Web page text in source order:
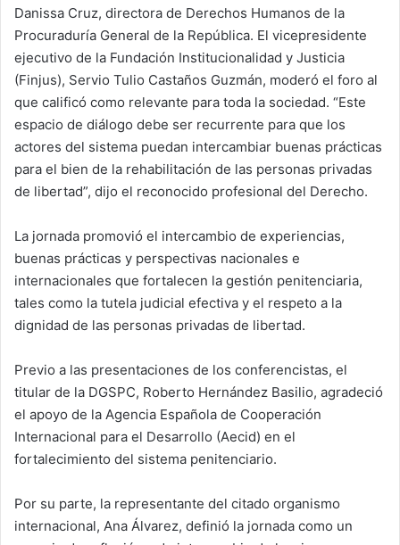
Danissa Cruz, directora de Derechos Humanos de la
Procuraduría General de la República. El vicepresidente
ejecutivo de la Fundación Institucionalidad y Justicia
(Finjus), Servio Tulio Castaños Guzmán, moderó el foro al
que calificó como relevante para toda la sociedad. “Este
espacio de diálogo debe ser recurrente para que los
actores del sistema puedan intercambiar buenas prácticas
para el bien de la rehabilitación de las personas privadas
de libertad”, dijo el reconocido profesional del Derecho.
La jornada promovió el intercambio de experiencias,
buenas prácticas y perspectivas nacionales e
internacionales que fortalecen la gestión penitenciaria,
tales como la tutela judicial efectiva y el respeto a la
dignidad de las personas privadas de libertad.
Previo a las presentaciones de los conferencistas, el
titular de la DGSPC, Roberto Hernández Basilio, agradeció
el apoyo de la Agencia Española de Cooperación
Internacional para el Desarrollo (Aecid) en el
fortalecimiento del sistema penitenciario.
Por su parte, la representante del citado organismo
internacional, Ana Álvarez, definió la jornada como un